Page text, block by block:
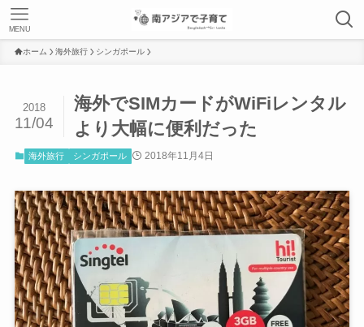
MENU
ホーム 海外旅行 シンガポール
海外でSIMカードがWiFiレンタル
より大幅に便利だった
2018
11/04
海外旅行 シンガポール 2018年11月4日